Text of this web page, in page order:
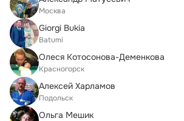
Москва
Giorgi Bukia
Batumi
Олеся Котосонова-Деменкова
Красногорск
Алексей Харламов
Подольск
Ольга Мешик